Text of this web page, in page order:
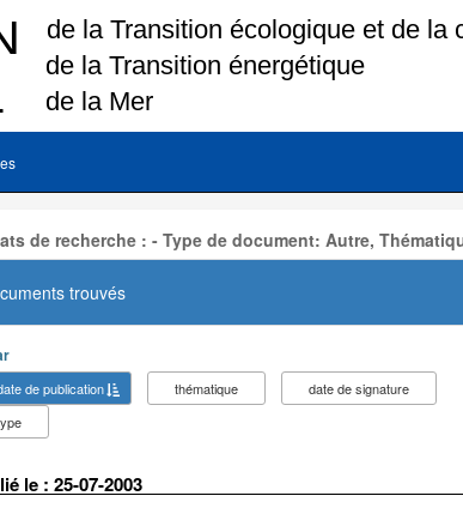
de recherche : - Type de document: Autre,
trouvés
de publication thématique
date de signature
le : 25-07-2003